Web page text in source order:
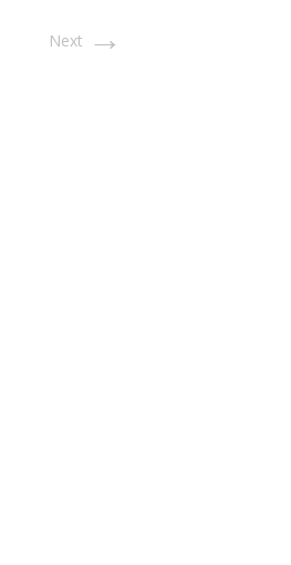
Next →